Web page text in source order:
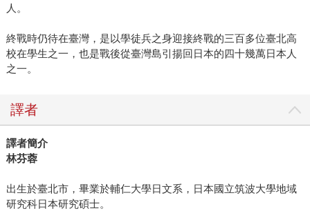
人。
終戰時仍待在臺灣，是以學徒兵之身迎接終戰的三百多位臺北高
校在學生之一，也是戰後從臺灣島引揚回日本的四十幾萬日本人
之一。
譯者
譯者簡介
林芬蓉
出生於臺北市，畢業於輔仁大學日文系，日本國立筑波大學地域
研究科日本研究碩士。